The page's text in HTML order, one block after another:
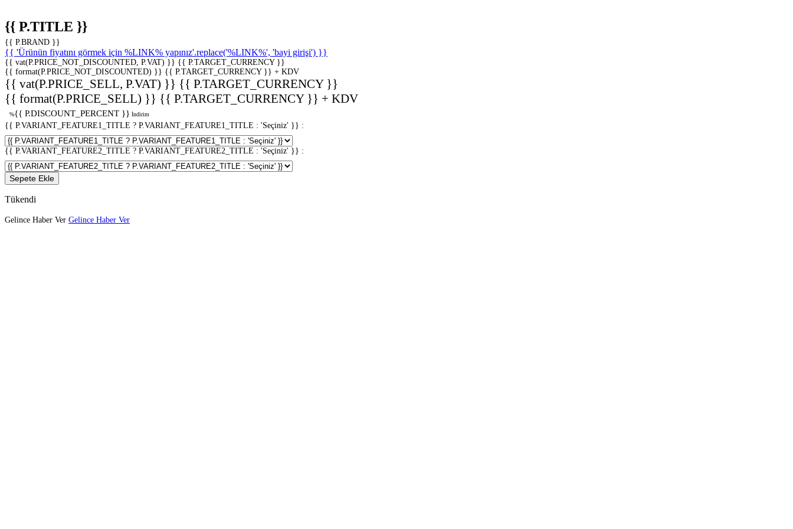
{{ P.TITLE }}
{{ P.BRAND }}
{{ 'Ürünün fiyatını görmek için %LINK% yapınız'.replace('%LINK%', 'bayi girişi') }}
{{ vat(P.PRICE_NOT_DISCOUNTED, P.VAT) }} {{ P.TARGET_CURRENCY }}
{{ format(P.PRICE_NOT_DISCOUNTED) }} {{ P.TARGET_CURRENCY }} + KDV
{{ vat(P.PRICE_SELL, P.VAT) }} {{ P.TARGET_CURRENCY }}
{{ format(P.PRICE_SELL) }} {{ P.TARGET_CURRENCY }} + KDV
%{{ P.DISCOUNT_PERCENT }} İndirim
{{ P.VARIANT_FEATURE1_TITLE ? P.VARIANT_FEATURE1_TITLE : 'Seçiniz' }} :
{{ P.VARIANT_FEATURE2_TITLE ? P.VARIANT_FEATURE2_TITLE : 'Seçiniz' }} :
Sepete Ekle
Tükendi
Gelince Haber Ver Gelince Haber Ver